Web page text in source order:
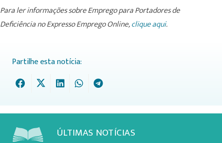
Para ler informações sobre Emprego para Portadores de
Deficiência no Expresso Emprego Online,clique aqui.
Partilhe esta notícia:
ÚLTIMAS NOTÍCIAS